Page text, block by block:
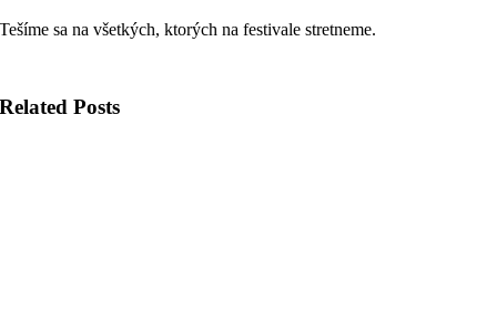
Tešíme sa na všetkých, ktorých na festivale stretneme.
Related Posts